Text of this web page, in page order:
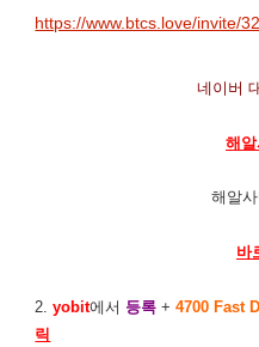
https://www.btcs.love/invite/
네이버
해
해알
바
2.yobit에서 등록 +4700 Fast
릭